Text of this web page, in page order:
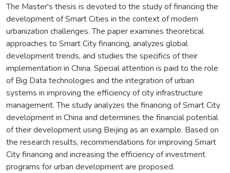
The Master's thesis is devoted to the study of financing the
development of Smart Cities in the context of modern
urbanization challenges. The paper examines theoretical
approaches to Smart City financing, analyzes global
development trends, and studies the specifics of their
implementation in China. Special attention is paid to the role
of Big Data technologies and the integration of urban
systems in improving the efficiency of city infrastructure
management. The study analyzes the financing of Smart City
development in China and determines the financial potential
of their development using Beijing as an example. Based on
the research results, recommendations for improving Smart
City financing and increasing the efficiency of investment
programs for urban development are proposed.